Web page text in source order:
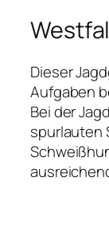
Dieser
Aufgaben
Bei der
spurlauten